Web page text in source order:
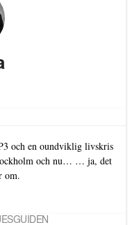
och en oundviklig livskris
och nu… … ja, det
om.